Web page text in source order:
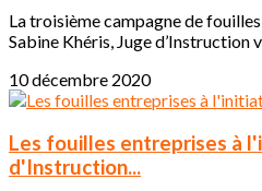
La troisième campagne de
Sabine Khéris, Juge d’Instruction
10 décembre 2020
Les fouilles entreprises à
d'Instruction...